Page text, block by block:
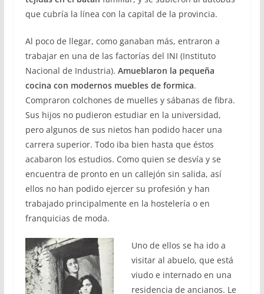
que cubría la línea con la capital de la provincia.
Al poco de llegar, como ganaban más, entraron a
trabajar en una de las factorías del INI (Instituto
Nacional de Industria). Amueblaron la pequeña
cocina con modernos muebles de formica.
Compraron colchones de muelles y sábanas de fibra.
Sus hijos no pudieron estudiar en la universidad,
pero algunos de sus nietos han podido hacer una
carrera superior. Todo iba bien hasta que éstos
acabaron los estudios. Como quien se desvía y se
encuentra de pronto en un callejón sin salida, así
ellos no han podido ejercer su profesión y han
trabajado principalmente en la hostelería o en
franquicias de moda.
Uno de ellos se ha ido a
visitar al abuelo, que está
viudo e internado en una
residencia de ancianos. Le